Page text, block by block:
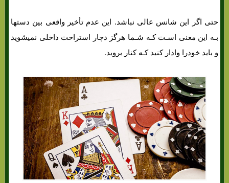
حتی اگر این شانس عالی نباشد. این عدم تأخیر واقعی بین دستها
بـه این معنی اسـت کـه شـما هرگز دچار استراحت داخلی نمیشوید
و باید خودرا وادار کنید کـه کنار بروید.